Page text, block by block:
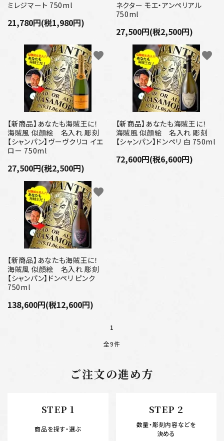
ミレジマート 750ml
21,780円(税1,980円)
ネクター モエ・アンペリアル
750ml
27,500円(税2,500円)
【新商品】あなたも海賊王に！
海賊風 似顔絵 名入れ 彫刻
【シャンパン】ヴーヴクリコ イエ
ロー 750ml
27,500円(税2,500円)
favorite
【新商品】あなたも海賊王に！
海賊風 似顔絵 名入れ 彫刻
【シャンパン】ドンペリ 白 750ml
72,600円(税6,600円)
favorite
【新商品】あなたも海賊王に！
海賊風 似顔絵 名入れ 彫刻
【シャンパン】ドンペリ ピンク
750ml
138,600円(税12,600円)
favorite
1
全9件
カテゴリー
ご注文の進め方
STEP 1
商品を探す・選ぶ
STEP 2
数量・彫刻内容などを
決める